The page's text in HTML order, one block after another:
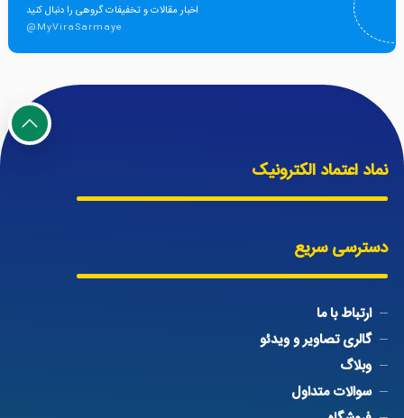
اخبار مقالات و تخفیفات گروهی را دنبال کنید
@MyViraSarmaye
نماد اعتماد الکترونیک
دسترسی سریع
ارتباط با ما
گالری تصاویر و ویدئو
وبلاگ
سوالات متداول